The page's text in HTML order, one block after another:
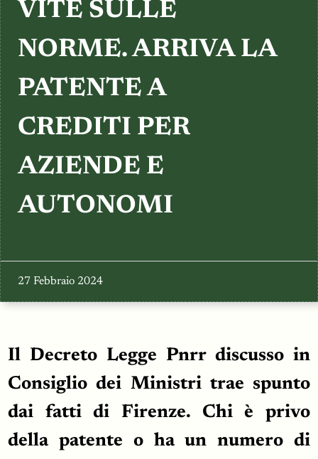
TESTIMONIANZE
VITE SULLE
NORME. ARRIVA LA
PATENTE A
CREDITI PER
AZIENDE E
AUTONOMI
27 Febbraio 2024
Il Decreto Legge Pnrr discusso in
Consiglio dei Ministri trae spunto
dai fatti di Firenze. Chi è privo
della patente o ha un numero di